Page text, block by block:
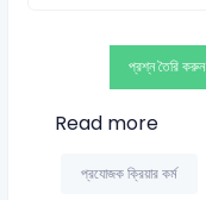
প্রশ্ন তৈরি করুন
Read more
প্রযোজক ক্রিয়ার কর্ম